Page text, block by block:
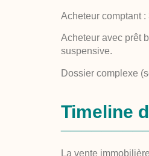
Acheteur comptant
Acheteur avec prêt
suspensive.
Dossier complexe
Timeline
La vente